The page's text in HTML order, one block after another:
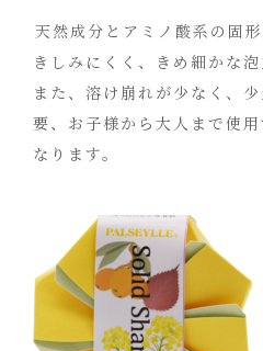
天然成分とアミノ酸系の固
きしみにくく、きめ細かな泡
また、溶け崩れが少なく、
要、お子様から大人まで使
なります。